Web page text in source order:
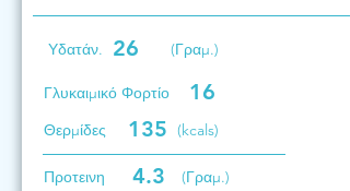
Υδατάν. 26 (Γραμ.)
Γλυκαιμικό Φορτίο 16
Θερμίδες 135 (kcals)
Προτεινη 4.3
(Γραμ.)